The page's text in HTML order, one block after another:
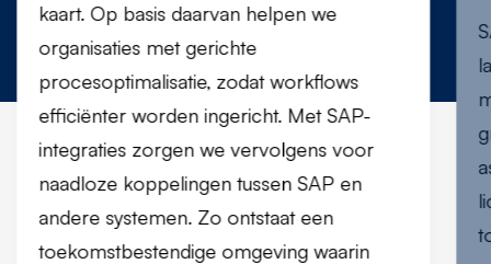
kaart. Op basis daarvan helpen we
organisaties met gerichte
procesoptimalisatie, zodat workflows
efficiënter worden ingericht. Met SAP-
integraties zorgen we vervolgens voor
naadloze koppelingen tussen SAP en
andere systemen. Zo ontstaat een
toekomstbestendige omgeving waarin